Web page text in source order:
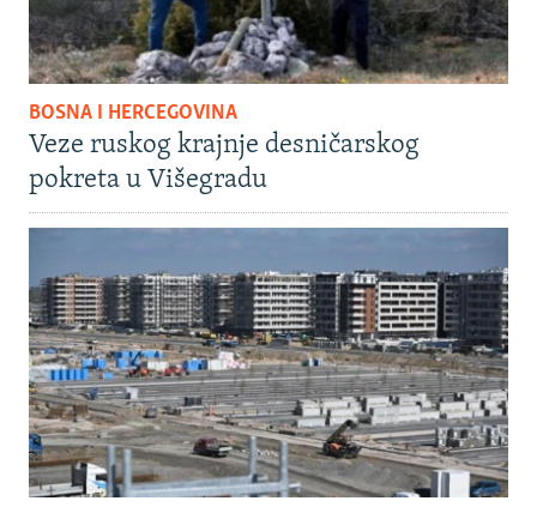
BOSNA I HERCEGOVINA
Veze ruskog krajnje desničarskog
pokreta u Višegradu